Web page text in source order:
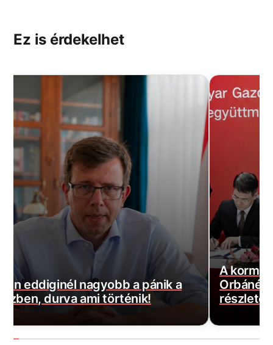
Ez is érdekelhet
A kormány nyilvánosságra hozta az
Orbánék által kötött kínai gigahitel
részleteit, ülj le mielőtt elolvasod